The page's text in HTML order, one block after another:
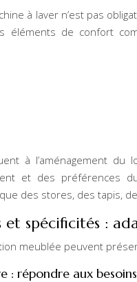
à laver n’est pas
éléments de confort
à l’aménagement
et des préférences
des stores, des tapis,
et spécificités :
meublée peuvent
: répondre aux